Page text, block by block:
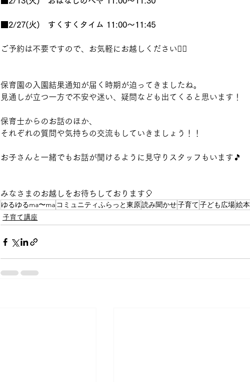
■2/27(火)　すくすくタイム 11:00〜11:45
ご予約は不要ですので、お気軽にお越しください💁‍♀️
保育園の入園結果通知が届く時期が迫ってきましたね。
見通しが立つ一方で不安や迷い、疑問なども出てくると思います！
保育士からのお話のほか、
それぞれの質問や気持ちの交流もしていきましょう！！
お子さんと一緒でもお話が聞けるように見守りスタッフもいます🎵
みなさまのお越しをお待ちしております🎈
ゆるゆるma〜ma コミュニティふらっと東原読み聞かせ子育て子ども広場絵本
子育て講座